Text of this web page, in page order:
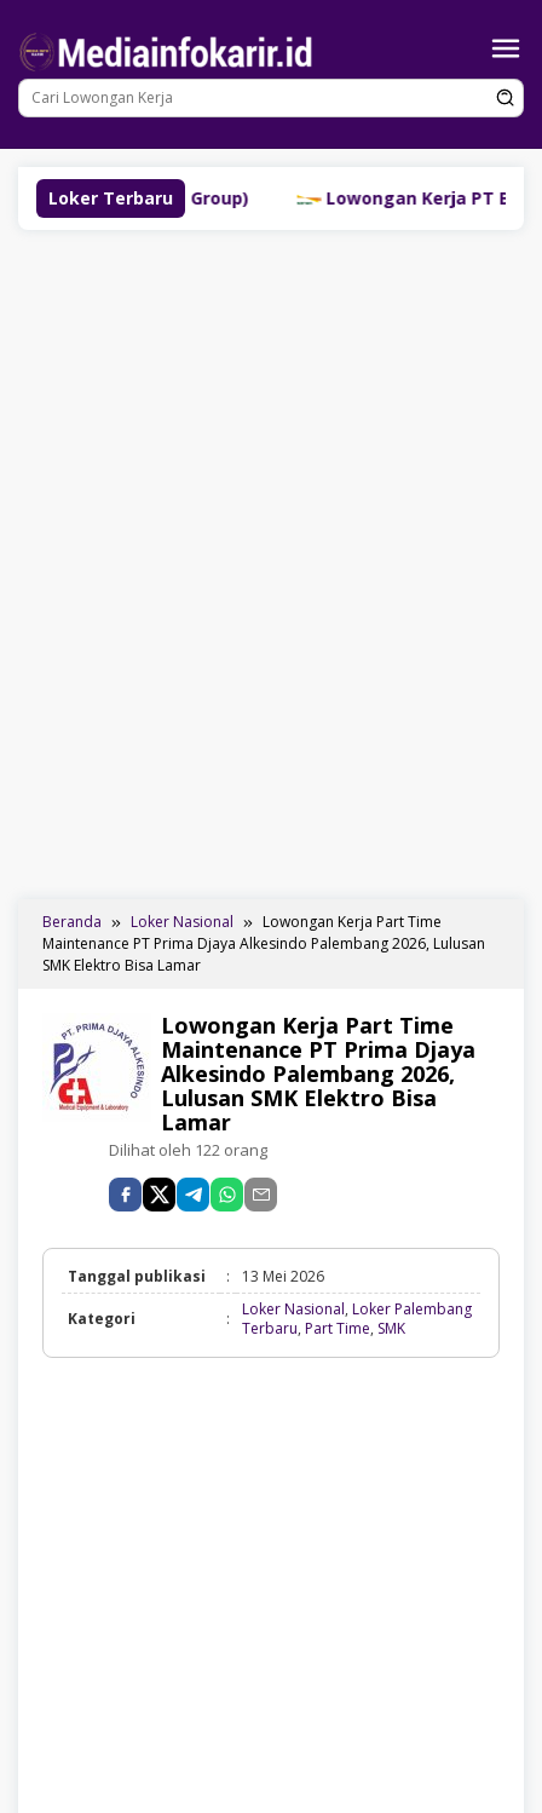
konten
Loker Terbaru
(SM Group) Lowongan Kerja PT Bank
Beranda Loker Nasional
Lowongan Kerja Part Time
Maintenance PT Prima Djaya Alkesindo Palembang 2026, Lulusan
SMK Elektro Bisa Lamar
Lowongan Kerja Part Time
Maintenance PT Prima Djaya
Alkesindo Palembang 2026,
Lulusan SMK Elektro Bisa
Lamar
Dilihat oleh 122 orang
Tanggal publikasi : 13 Mei 2026
Kategori : Loker Nasional, Loker Palembang
Terbaru, Part Time, SMKLoker